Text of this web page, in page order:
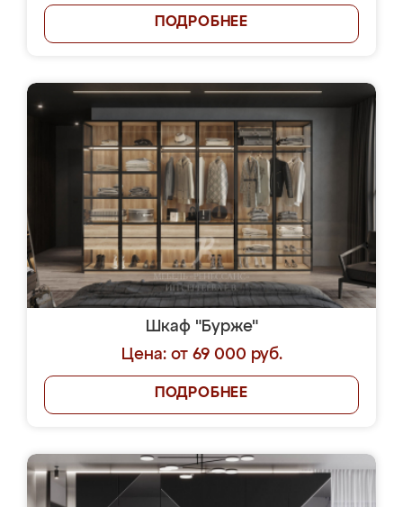
ПОДРОБНЕЕ
Шкаф "Бурже"
Цена: от 69 000 руб.
ПОДРОБНЕЕ